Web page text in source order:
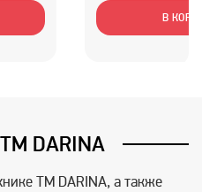
В
DARINA
TM DARINA, а также